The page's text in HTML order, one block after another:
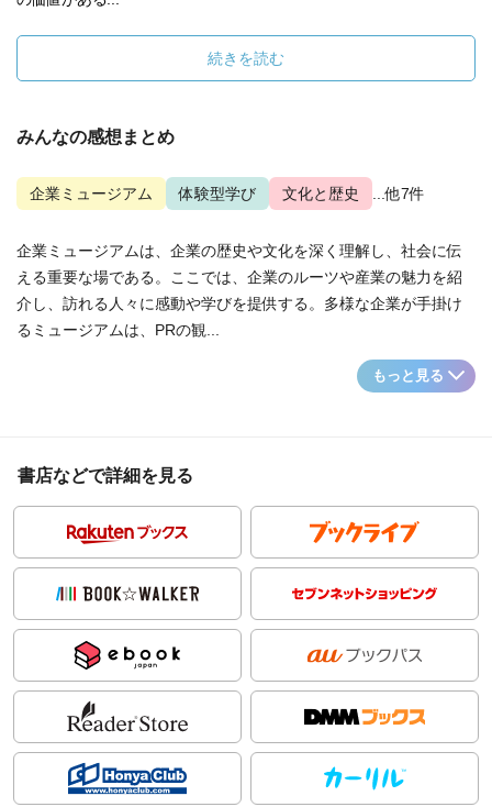
続きを読む
みんなの感想まとめ
企業ミュージアム 体験型学び 文化と歴史 ...他7件
企業ミュージアムは、企業の歴史や文化を深く理解し、社会に伝
える重要な場である。ここでは、企業のルーツや産業の魅力を紹
介し、訪れる人々に感動や学びを提供する。多様な企業が手掛け
るミュージアムは、PRの観...
もっと見る
書店などで詳細を見る